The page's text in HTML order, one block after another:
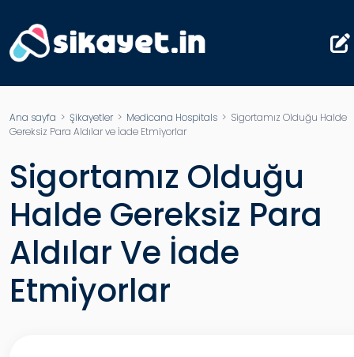
Ana sayfa > Şikayetler> Medicana Hospitals > Sigortamız Olduğu Halde
Gereksiz Para Aldılar ve İade Etmiyorlar
Sigortamız Olduğu
Halde Gereksiz Para
Aldılar Ve İade
Etmiyorlar